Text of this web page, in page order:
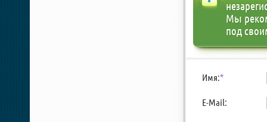
Мы
под
Имя:*
E-Mail: